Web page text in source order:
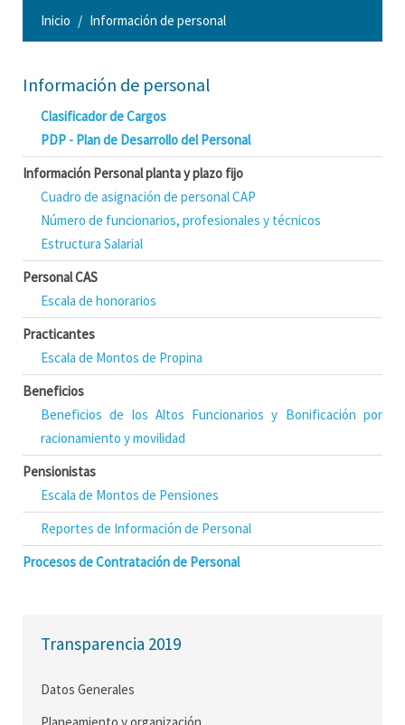
Inicio Información de personal
Información de personal
Clasificador de Cargos
PDP - Plan de Desarrollo del Personal
Información Personal planta y plazo fijo
Cuadro de asignación de personal CAP
Número de funcionarios, profesionales y técnicos
Estructura Salarial
Personal CAS
Escala de honorarios
Practicantes
Escala de Montos de Propina
Beneficios
Beneficios de los Altos Funcionarios y Bonificación por
racionamiento y movilidad
Pensionistas
Escala de Montos de Pensiones
Reportes de Información de Personal
Procesos de Contratación de Personal
Transparencia 2019
Datos Generales